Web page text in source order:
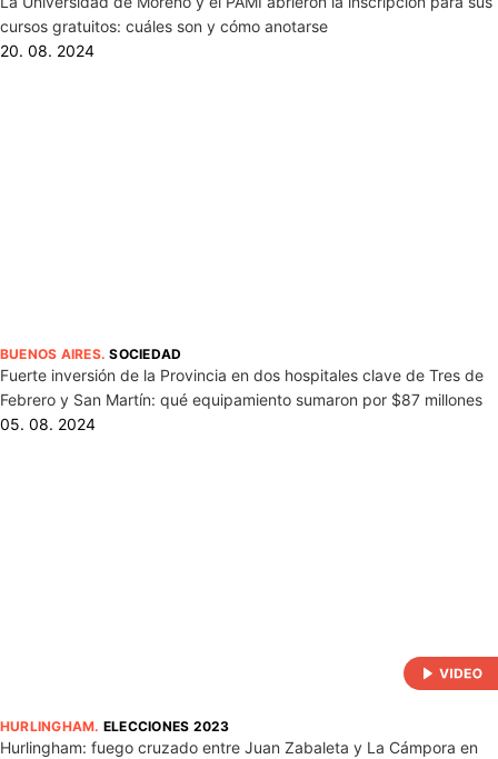
cursos gratuitos: cuáles son y cómo anotarse
20. 08. 2024
BUENOS AIRES.SOCIEDAD
Fuerte inversión de la Provincia en dos hospitales clave de Tres de
Febrero y San Martín: qué equipamiento sumaron por $87 millones
05. 08. 2024
HURLINGHAM. ELECCIONES 2023
Hurlingham: fuego cruzado entre Juan Zabaleta y La Cámpora en